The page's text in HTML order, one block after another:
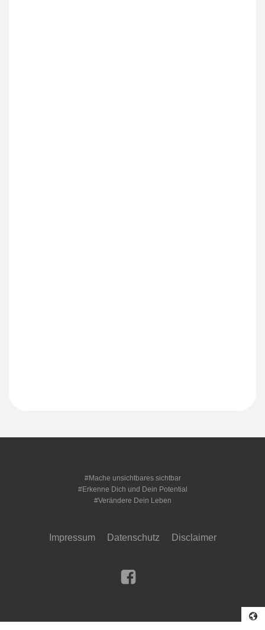
#Mache unsichtbares sichtbar
#Erkenne Dich und Dein Potential
#Verändere Dein Leben
Impressum Datenschutz Disclaimer